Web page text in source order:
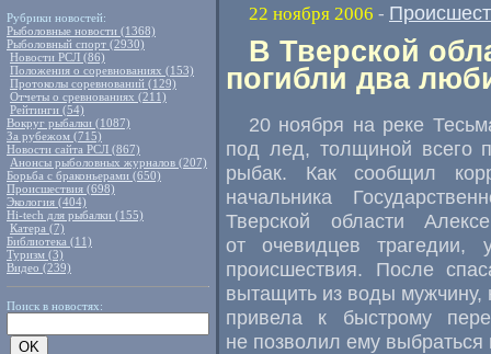
Рубрики новостей:
Рыболовные новости (1368)
Рыболовный спорт (2930)
Новости РСЛ (86)
Положения о соревнованиях (153)
Протоколы соревнований (129)
Отчеты о сревнованиях (211)
Рейтинги (54)
Вокруг рыбалки (1087)
За рубежом (715)
Новости сайта РСЛ (867)
Анонсы рыболовных журналов (207)
Борьба с браконьерами (650)
Происшествия (698)
Экология (404)
Hi-tech для рыбалки (155)
Катера (7)
Библиотека (11)
Туризм (3)
Видео (239)
Поиск в новостях:
22 ноября 2006 -
В Тверской
погибли два
20 ноября на реке
под лед, толщиной всего
рыбак. Как сообщил
начальника
Тверской области
от очевидцев
происшествия. После
вытащить из воды
привела к быстрому
не позволил ему